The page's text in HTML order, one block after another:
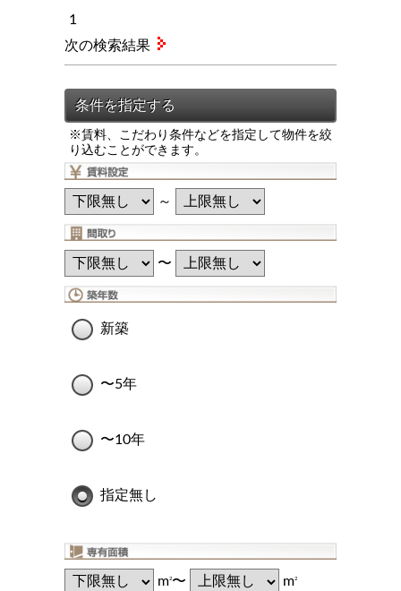
1
※賃料、こだわり条件などを指定して物件を絞
り込むことができます。
～
〜
新築
〜5年
〜10年
指定無し
m2〜 m2